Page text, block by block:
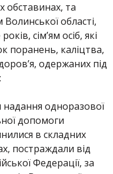
обставинах, та
області,
сім’ям осіб, які
поранень, каліцтва,
одержаних під
одноразової
допомоги
в складних
постраждали від
Федерації, за